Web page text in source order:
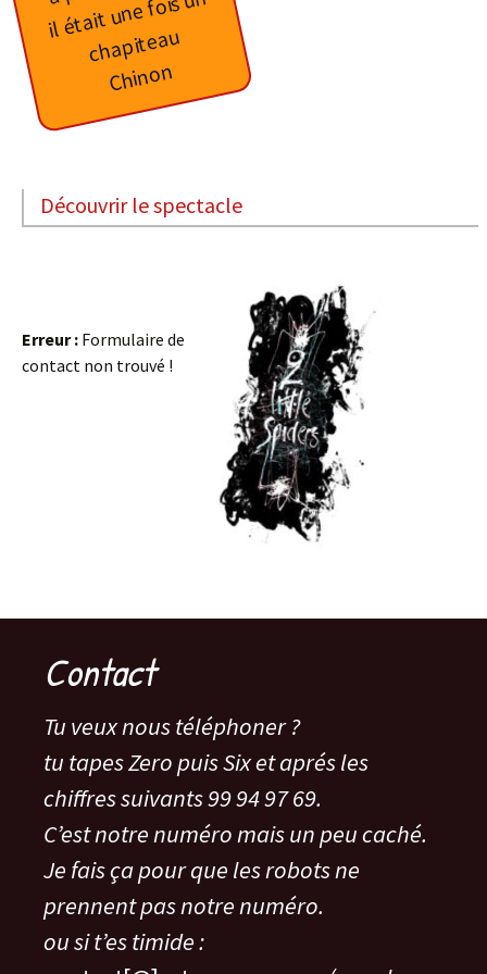
il
ét
ait
u
n
e f
ois
u
n
c
h
a
pit
e
a
u
Chinon
Découvrir le spectacle
Erreur : Formulaire de
contact non trouvé !
Contact
Tu veux nous téléphoner ?
tu tapes Zero puis Six et aprés les
chiffres suivants 99 94 97 69.
C’est notre numéro mais un peu caché.
Je fais ça pour que les robots ne
prennent pas notre numéro.
ou si t’es timide :